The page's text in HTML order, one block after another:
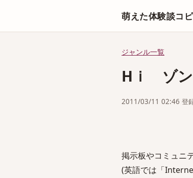
萌えた体験談コ
ジャンル一覧
Hｉ ゾン
2011/03/11 02:46 登
掲示板やコミュニ
(英語では「